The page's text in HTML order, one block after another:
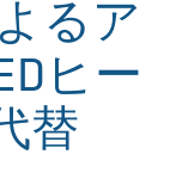
るア
ヒー
替